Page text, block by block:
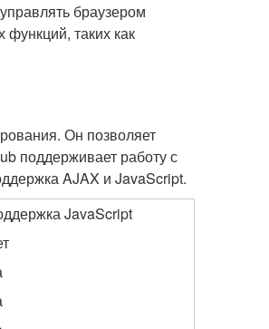
браузером
таких как
Он позволяет
поддерживает работу с
AJAX и JavaScript.
JavaScript